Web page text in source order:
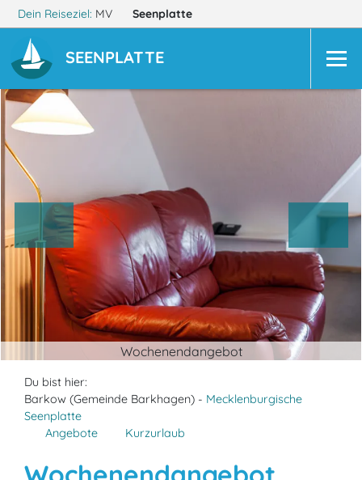
Dein Reiseziel: MV Seenplatte
SEENPLATTE
Wochenendangebot
Du bist hier:
Barkow (Gemeinde Barkhagen) - Mecklenburgische
Seenplatte
Angebote
Kurzurlaub